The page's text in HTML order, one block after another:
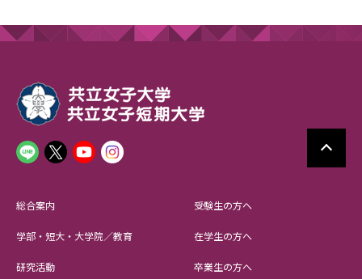
総合案内
学部・短大・大学院／教育
研究活動
受験生の方へ
在学生の方へ
卒業生の方へ